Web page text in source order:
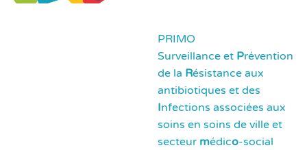
PRIMO
Surveillance et Prévention
de la Résistance aux
antibiotiques et des
Infections associées aux
soins en soins de ville et
secteur médico-social